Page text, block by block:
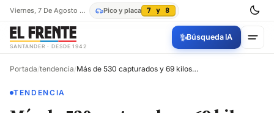
Viernes, 7 De Agosto De 2026 Pico y placa 7 y 8
SANTANDER · DESDE 1942
✨Búsqueda IA
Portada/tendencia/ Más de 530 capturados y 69 kilos de droga incautados en Floridablanca dejan operativos de seguridad
TENDENCIA